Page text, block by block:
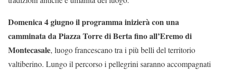
Domenica 4 giugno il programma inizierà con una
camminata da Piazza Torre di Berta fino all’Eremo di
Montecasale, luogo francescano tra i più belli del territorio
valtiberino. Lungo il percorso i pellegrini saranno accompagnati